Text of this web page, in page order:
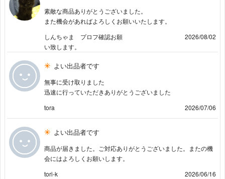
素敵な商品ありがとうございました。
また機会があればよろしくお願いいたします。
しんちゃま プロフ確認お願
い致します。
2026/08/02
よい出品者です
無事に受け取りました
迅速に行っていただきありがとうございました
tora
2026/07/06
よい出品者です
商品が届きました。ご対応ありがとうございました。またの機
会にはよろしくお願いします。
tori-k
2026/06/16